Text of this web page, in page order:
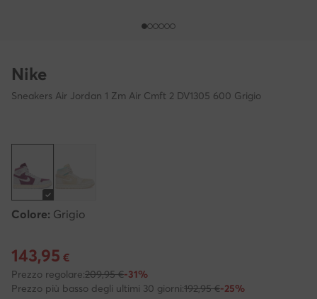
Nike
Sneakers Air Jordan 1 Zm Air Cmft 2 DV1305 600 Grigio
Colore: Grigio
Prezzo attuale 143,95 €
143,95 €
Prezzo regolare:209,95 €-31%
Prezzo più basso degli ultimi 30 giorni:192,95 €-25%